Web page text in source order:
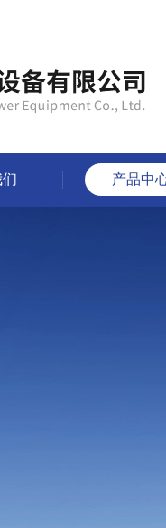
产品中